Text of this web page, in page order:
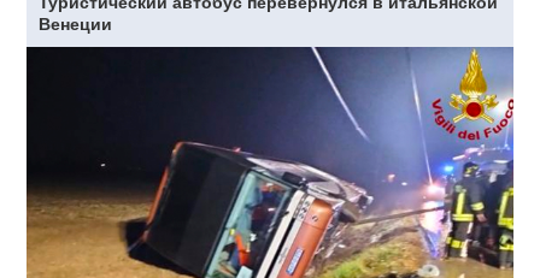
Венеции